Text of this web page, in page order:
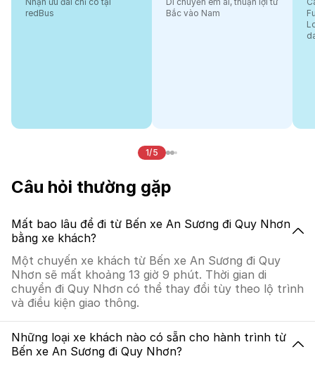
redBus
Bắc vào Nam
1/5
Câu hỏi thường gặp
Mất bao lâu để đi từ Bến xe An Sương đi Quy Nhơn
bằng xe khách?
Một chuyến xe khách từ Bến xe An Sương đi Quy
Nhơn sẽ mất khoảng 13 giờ 9 phút. Thời gian di
chuyển đi Quy Nhơn có thể thay đổi tùy theo lộ trình
và điều kiện giao thông.
Những loại xe khách nào có sẵn cho hành trình từ
Bến xe An Sương đi Quy Nhơn?